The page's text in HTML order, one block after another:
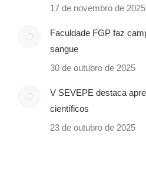
17 de novembro de 2025
Faculdade FGP faz
sangue
30 de outubro de 2025
V SEVEPE destaca
científicos
23 de outubro de 2025